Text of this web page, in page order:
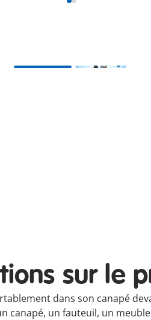
sur le
dans son canapé
canapé, un fauteuil, un